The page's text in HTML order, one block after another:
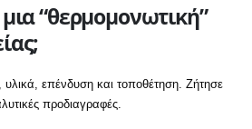
“θερμομονωτική”
επένδυση και τοποθέτηση. Ζήτησε
προδιαγραφές.